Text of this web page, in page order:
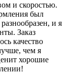
и скоростью.
был
и я
Заказ
качество
чем я
хорошие